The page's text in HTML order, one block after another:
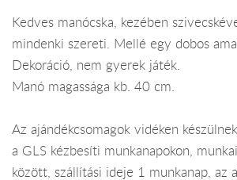
Kedves manócska, kezében
mindenki szereti. Mellé egy dobos
Dekoráció, nem gyerek játék.
Manó magassága kb. 40 cm.
Az ajándékcsomagok vidéken
a GLS kézbesíti munkanapokon,
között, szállítási ideje 1 munkanap, az